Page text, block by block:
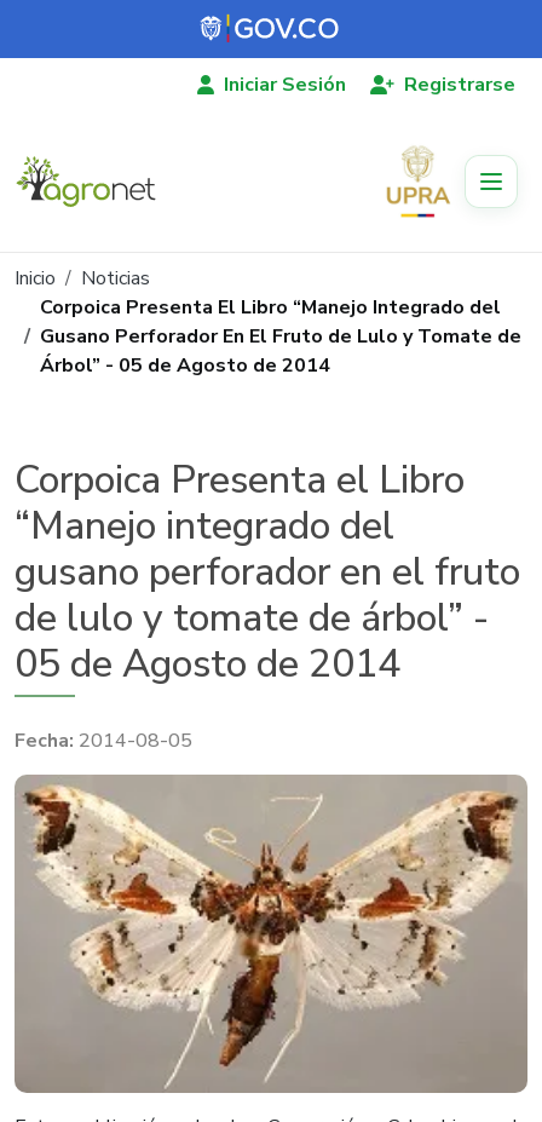
Pasar al contenido principal
Iniciar Sesión Registrarse
Ruta de navegación
Inicio
Noticias
Corpoica Presenta El Libro “Manejo Integrado del
Gusano Perforador En El Fruto de Lulo y Tomate de
Árbol” - 05 de Agosto de 2014
Corpoica Presenta el Libro
“Manejo integrado del
gusano perforador en el fruto
de lulo y tomate de árbol” -
05 de Agosto de 2014
2014-08-05